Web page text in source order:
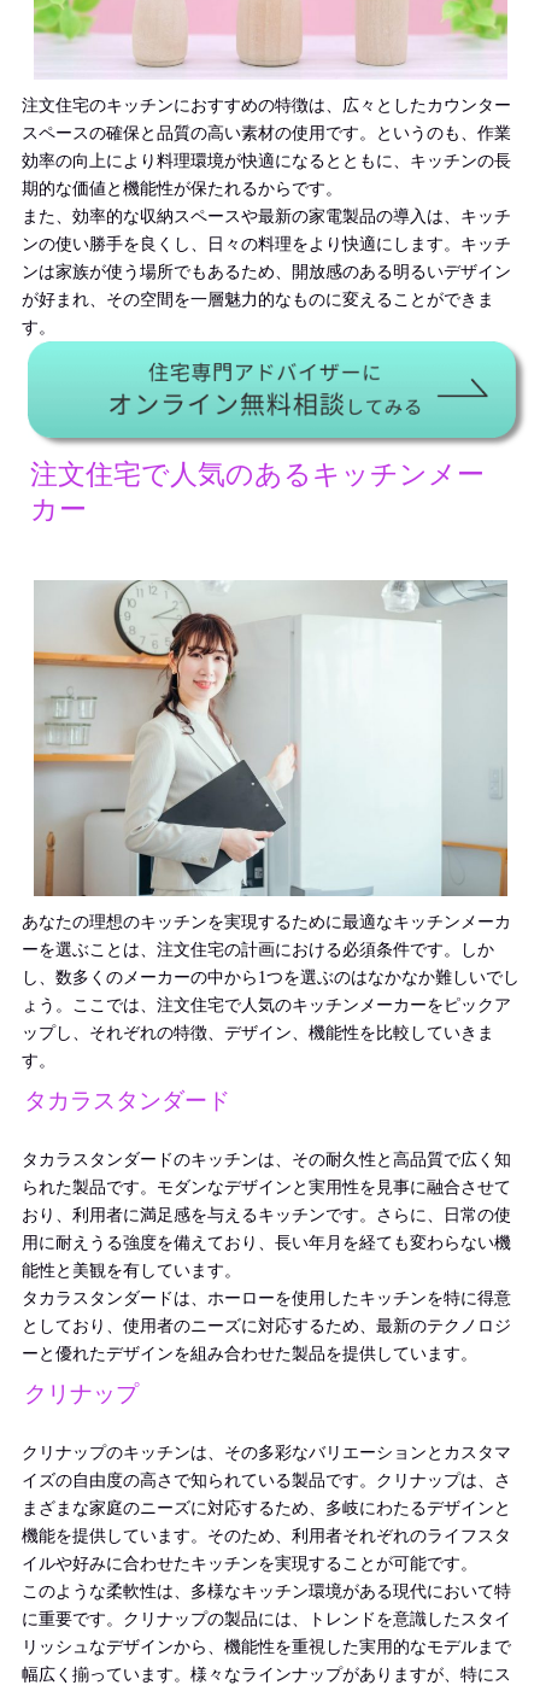
注文住宅のキッチンにおすすめの特徴は、広々としたカウンター
スペースの確保と品質の高い素材の使用です。というのも、作業
効率の向上により料理環境が快適になるとともに、キッチンの長
期的な価値と機能性が保たれるからです。
また、効率的な収納スペースや最新の家電製品の導入は、キッチ
ンの使い勝手を良くし、日々の料理をより快適にします。キッチ
ンは家族が使う場所でもあるため、開放感のある明るいデザイン
が好まれ、その空間を一層魅力的なものに変えることができま
す。
注文住宅で人気のあるキッチンメー
カー
あなたの理想のキッチンを実現するために最適なキッチンメーカ
ーを選ぶことは、注文住宅の計画における必須条件です。しか
し、数多くのメーカーの中から1つを選ぶのはなかなか難しいでし
ょう。ここでは、注文住宅で人気のキッチンメーカーをピックア
ップし、それぞれの特徴、デザイン、機能性を比較していきま
す。
タカラスタンダード
タカラスタンダードのキッチンは、その耐久性と高品質で広く知
られた製品です。モダンなデザインと実用性を見事に融合させて
おり、利用者に満足感を与えるキッチンです。さらに、日常の使
用に耐えうる強度を備えており、長い年月を経ても変わらない機
能性と美観を有しています。
タカラスタンダードは、ホーローを使用したキッチンを特に得意
としており、使用者のニーズに対応するため、最新のテクノロジ
ーと優れたデザインを組み合わせた製品を提供しています。
クリナップ
クリナップのキッチンは、その多彩なバリエーションとカスタマ
イズの自由度の高さで知られている製品です。クリナップは、さ
まざまな家庭のニーズに対応するため、多岐にわたるデザインと
機能を提供しています。そのため、利用者それぞれのライフスタ
イルや好みに合わせたキッチンを実現することが可能です。
このような柔軟性は、多様なキッチン環境がある現代において特
に重要です。クリナップの製品には、トレンドを意識したスタイ
リッシュなデザインから、機能性を重視した実用的なモデルまで
幅広く揃っています。様々なラインナップがありますが、特にス